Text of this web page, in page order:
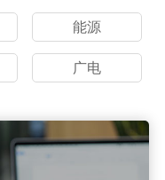
能源
广电